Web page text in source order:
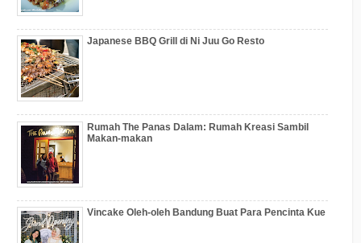
Japanese BBQ Grill di Ni Juu Go Resto
Rumah The Panas Dalam: Rumah Kreasi Sambil
Makan-makan
Vincake Oleh-oleh Bandung Buat Para Pencinta Kue